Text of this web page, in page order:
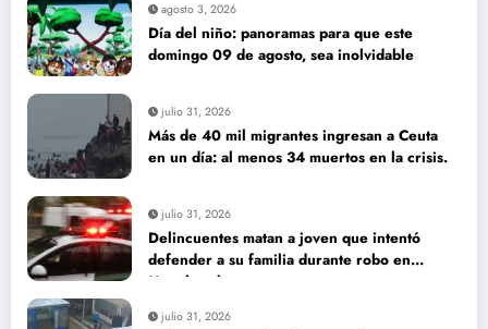
agosto 3, 2026
Día del niño: panoramas para que este
domingo 09 de agosto, sea inolvidable
julio 31, 2026
Más de 40 mil migrantes ingresan a Ceuta
en un día: al menos 34 muertos en la crisis.
julio 31, 2026
Delincuentes matan a joven que intentó
defender a su familia durante robo en
Huechuraba
julio 31, 2026